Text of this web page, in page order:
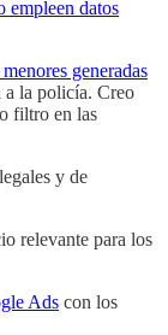
empleen datos
generadas
a la policía. Creo
filtro en las
y de
relevante para los
Ads con los